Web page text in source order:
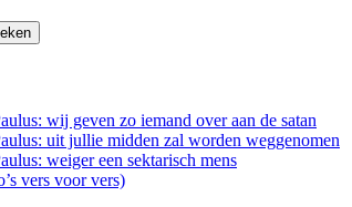
wij geven zo iemand over aan de satan
uit jullie midden zal worden weggenomen
weiger een sektarisch mens
vers voor vers)